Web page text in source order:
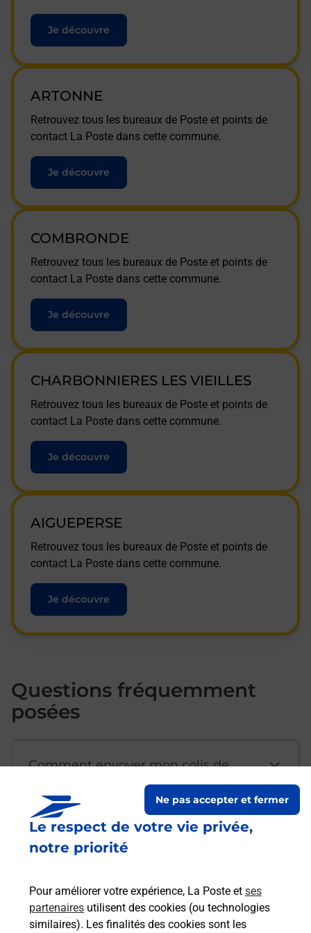
Le respect de votre vie privée,
notre priorité
Pour améliorer votre expérience, La Poste et ses
partenaires utilisent des cookies (ou technologies
similaires). Les finalités des cookies sont les
Ne pas accepter et fermer
Je découvre
ARTONNE
Retrouvez tous les bureaux de Poste et points de
contact La Poste dans cette commune.
Je découvre
COMBRONDE
Retrouvez tous les bureaux de Poste et points de
contact La Poste dans cette commune.
Je découvre
CHARBONNIERES LES VIEILLES
Retrouvez tous les bureaux de Poste et points de
contact La Poste dans cette commune.
Je découvre
AIGUEPERSE
Retrouvez tous les bureaux de Poste et points de
contact La Poste dans cette commune.
Je découvre
Questions fréquemment
posées
Comment envoyer mon colis de
Est-il possible d’acheter un
emballage directement depuis un
Comment demander une